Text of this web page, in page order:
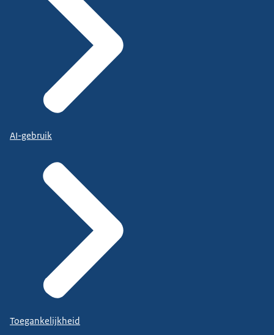
AI-gebruik
Toegankelijkheid